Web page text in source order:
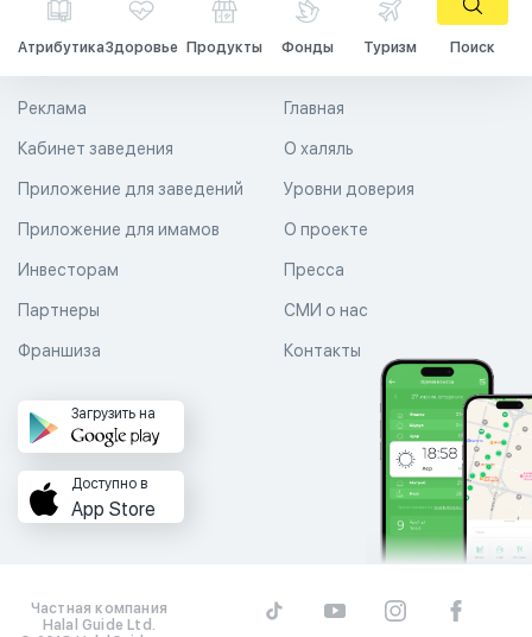
АтрибутикаЗдоровье Продукты Фонды Туризм Поиск
Главная
О халяль
Уровни доверия
Реклама
Кабинет заведения
Приложение для заведений
Приложение для имамов О проекте
Пресса
СМИ о нас
Контакты
Инвесторам
Партнеры
Франшиза
Загрузить на
Доступно в
App Store
Частная компания
Halal Guide Ltd.